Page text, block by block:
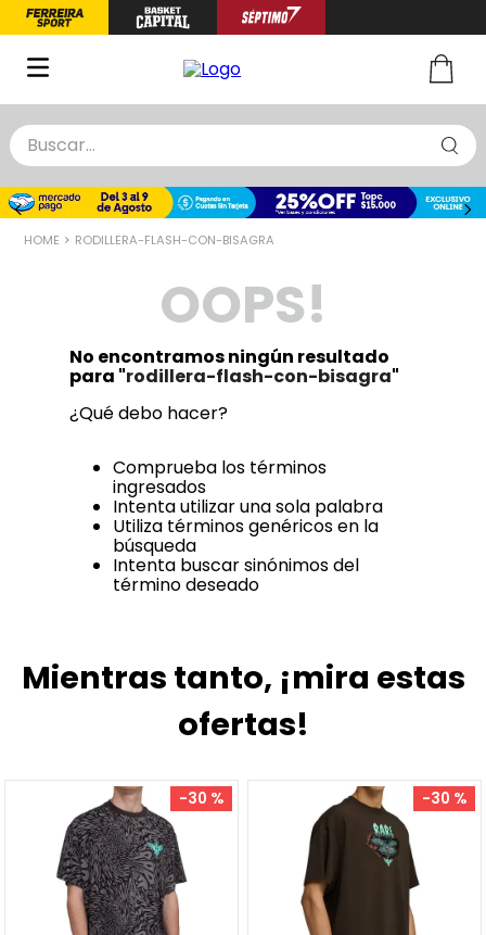
Buscar...
RODILLERA-FLASH-CON-BISAGRA
OOPS!
No encontramos ningún resultado
para "rodillera-flash-con-bisagra"
¿Qué debo hacer?
Comprueba los términos
ingresados
Intenta utilizar una sola palabra
Utiliza términos genéricos en la
búsqueda
Intenta buscar sinónimos del
término deseado
Mientras tanto, ¡mira estas
ofertas!
-30 % -30 %
TÉRMINOS MÁS BUSCADOS
1.
zapatillas basquet
chinelas